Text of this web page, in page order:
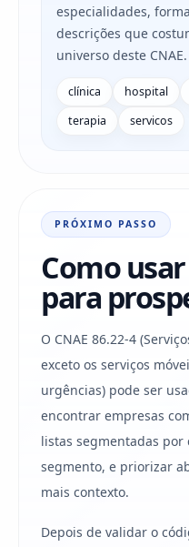
especialidades,
descrições que
universo deste CNAE.
clínica hospital
terapia
servicos
PRÓXIMO PASSO
Como
para
O CNAE 86.22-4
exceto os serviços
urgências) pode ser
encontrar empresas
listas segmentadas
segmento, e priorizar
mais contexto.
Depois de validar o